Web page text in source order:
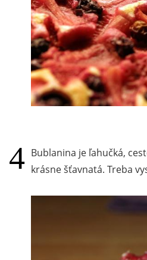
Bublanina je ľahučká,
krásne šťavnatá. Treba